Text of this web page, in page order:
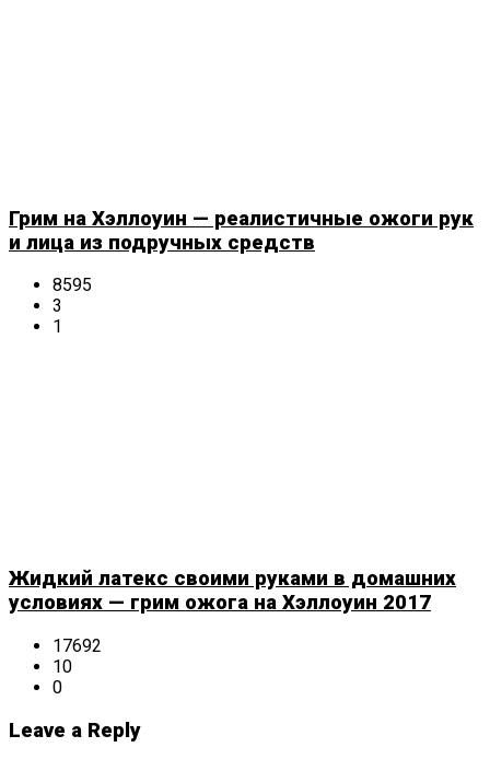
Грим на Хэллоуин — реалистичные ожоги рук
и лица из подручных средств
8595
3
1
Жидкий латекс своими руками в домашних
условиях — грим ожога на Хэллоуин 2017
17692
10
0
Leave a Reply